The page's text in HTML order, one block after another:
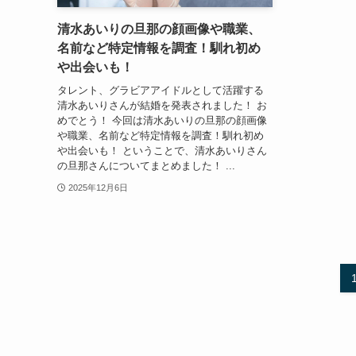
清水あいりの旦那の顔画像や職業、
名前など特定情報を調査！馴れ初め
や出会いも！
タレント、グラビアアイドルとして活躍する
清水あいりさんが結婚を発表されました！ お
めでとう！ 今回は清水あいりの旦那の顔画像
や職業、名前など特定情報を調査！馴れ初め
や出会いも！ ということで、清水あいりさん
の旦那さんについてまとめました！ ...
2025年12月6日
1